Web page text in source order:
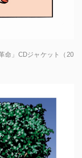
命」CDジャケット（20